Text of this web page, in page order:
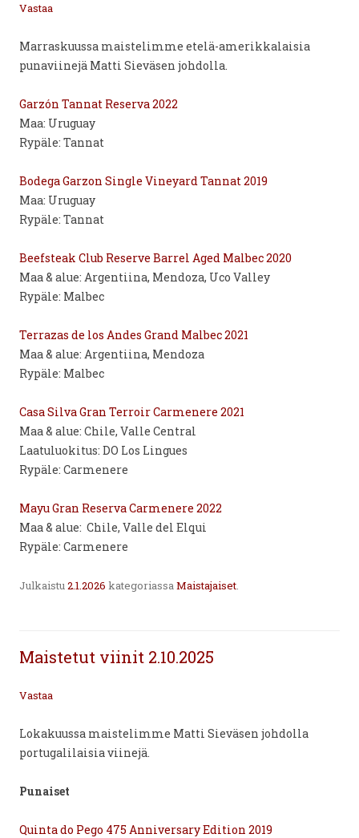
Vastaa
Marraskuussa maistelimme etelä-amerikkalaisia
punaviinejä Matti Sieväsen johdolla.
Garzón Tannat Reserva 2022
Maa: Uruguay
Rypäle: Tannat
Bodega Garzon Single Vineyard Tannat 2019
Maa: Uruguay
Rypäle: Tannat
Beefsteak Club Reserve Barrel Aged Malbec 2020
Maa & alue: Argentiina, Mendoza, Uco Valley
Rypäle: Malbec
Terrazas de los Andes Grand Malbec 2021
Maa & alue: Argentiina, Mendoza
Rypäle: Malbec
Casa Silva Gran Terroir Carmenere 2021
Maa & alue: Chile, Valle Central
Laatuluokitus: DO Los Lingues
Rypäle: Carmenere
Mayu Gran Reserva Carmenere 2022
Maa & alue: Chile, Valle del Elqui
Rypäle: Carmenere
Julkaistu2.1.2026 kategoriassaMaistajaiset.
Maistetut viinit 2.10.2025
Vastaa
Lokakuussa maistelimme Matti Sieväsen johdolla
portugalilaisia viinejä.
Punaiset
Quinta do Pego 475 Anniversary Edition 2019